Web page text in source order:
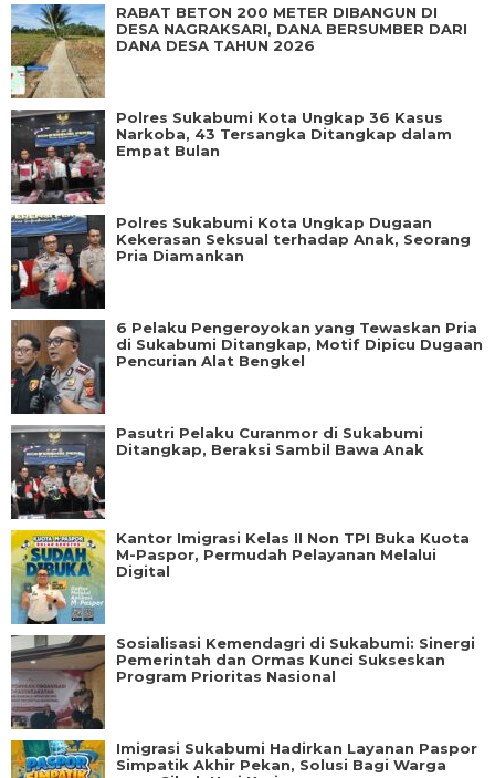
RABAT BETON 200 METER DIBANGUN DI
DESA NAGRAKSARI, DANA BERSUMBER DARI
DANA DESA TAHUN 2026
Polres Sukabumi Kota Ungkap 36 Kasus
Narkoba, 43 Tersangka Ditangkap dalam
Empat Bulan
Polres Sukabumi Kota Ungkap Dugaan
Kekerasan Seksual terhadap Anak, Seorang
Pria Diamankan
6 Pelaku Pengeroyokan yang Tewaskan Pria
di Sukabumi Ditangkap, Motif Dipicu Dugaan
Pencurian Alat Bengkel
Pasutri Pelaku Curanmor di Sukabumi
Ditangkap, Beraksi Sambil Bawa Anak
Kantor Imigrasi Kelas II Non TPI Buka Kuota
M-Paspor, Permudah Pelayanan Melalui
Digital
Sosialisasi Kemendagri di Sukabumi: Sinergi
Pemerintah dan Ormas Kunci Sukseskan
Program Prioritas Nasional
Imigrasi Sukabumi Hadirkan Layanan Paspor
Simpatik Akhir Pekan, Solusi Bagi Warga